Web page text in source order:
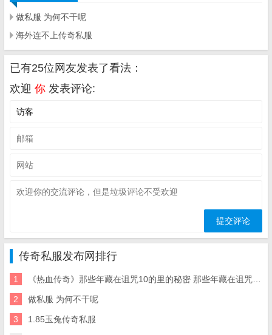
做私服 为何不干呢
海外连不上传奇私服
已有25位网友发表了看法：
欢迎 你 发表评论:
传奇私服发布网排行
1 《热血传奇》那些年藏在诅咒10的里的秘密 那些年藏在诅咒10的里的秘密 至今很多人仍不知
2 做私服 为何不干呢
3 1.85玉兔传奇私服